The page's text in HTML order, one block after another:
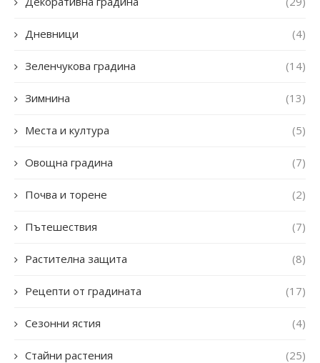
Дневници (4)
Зеленчукова градина (14)
Зимнина (13)
Места и култура (5)
Овощна градина (7)
Почва и торене (2)
Пътешествия (7)
Растителна защита (8)
Рецепти от градината (17)
Сезонни ястия (4)
Стайни растения (25)